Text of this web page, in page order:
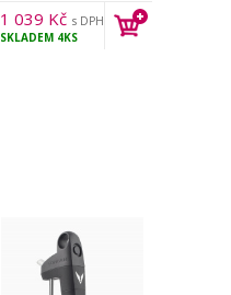
1 039 Kč s DPH
SKLADEM 4KS